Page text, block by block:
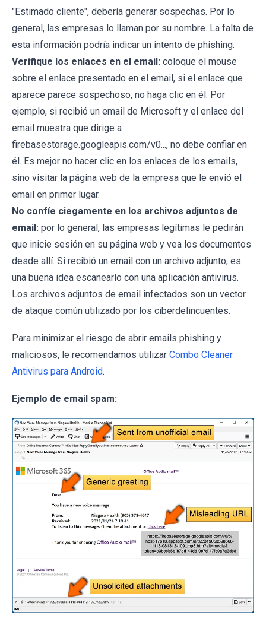
"Estimado cliente", debería generar sospechas. Por lo
general, las empresas lo llaman por su nombre. La falta de
esta información podría indicar un intento de phishing.
Verifique los enlaces en el email: coloque el mouse
sobre el enlace presentado en el email, si el enlace que
aparece parece sospechoso, no haga clic en él. Por
ejemplo, si recibió un email de Microsoft y el enlace del
email muestra que dirige a
firebasestorage.googleapis.com/v0..., no debe confiar en
él. Es mejor no hacer clic en los enlaces de los emails,
sino visitar la página web de la empresa que le envió el
email en primer lugar.
No confíe ciegamente en los archivos adjuntos de
email: por lo general, las empresas legítimas le pedirán
que inicie sesión en su página web y vea los documentos
desde allí. Si recibió un email con un archivo adjunto, es
una buena idea escanearlo con una aplicación antivirus.
Los archivos adjuntos de email infectados son un vector
de ataque común utilizado por los ciberdelincuentes.
Para minimizar el riesgo de abrir emails phishing y
maliciosos, le recomendamos utilizar Combo Cleaner
Antivirus para Android.
Ejemplo de email spam: